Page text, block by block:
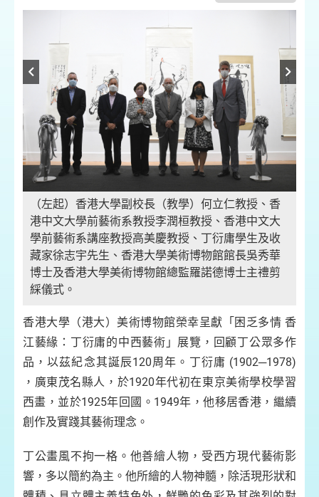
（左起）香港大學副校長（教學）何立仁教授、香
港中文大學前藝術系教授李潤桓教授、香港中文大
學前藝術系講座教授高美慶教授、丁衍庸學生及收
藏家徐志宇先生、香港大學美術博物館館長吳秀華
博士及香港大學美術博物館總監羅諾德博士主禮剪
綵儀式。
香港大學（港大）美術博物館榮幸呈獻「困乏多情 香
江藝緣：丁衍庸的中西藝術」展覽，回顧丁公眾多作
品，以茲紀念其誕辰120周年。丁衍庸 (1902─1978)
，廣東茂名縣人，於1920年代初在東京美術學校學習
西畫，並於1925年回國。1949年，他移居香港，繼續
創作及實踐其藝術理念。
丁公畫風不拘一格。他善繪人物，受西方現代藝術影
響，多以簡約為主。他所繪的人物神髓，除活現形狀和